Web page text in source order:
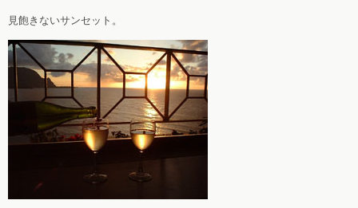
見飽きないサンセット。